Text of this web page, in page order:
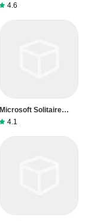
4.6
Microsoft Solitaire
Collection
4.1